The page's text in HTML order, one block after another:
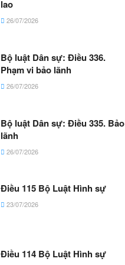
lao
26/07/2026
Bộ luật Dân sự: Điều 336.
Phạm vi bảo lãnh
26/07/2026
Bộ luật Dân sự: Điều 335. Bảo
lãnh
26/07/2026
Điều 115 Bộ Luật Hình sự
23/07/2026
Điều 114 Bộ Luật Hình sự